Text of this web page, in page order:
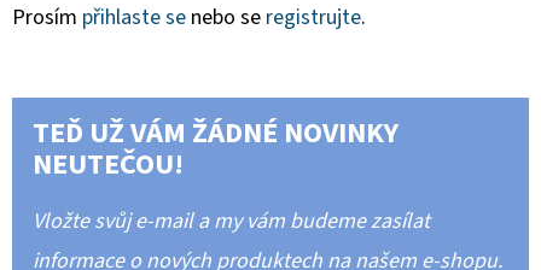
Prosím přihlaste se nebo se registrujte.
TEĎ UŽ VÁM ŽÁDNÉ NOVINKY
NEUTEČOU!
Vložte svůj e-mail a my vám budeme zasílat
informace o nových produktech na našem e-shopu.